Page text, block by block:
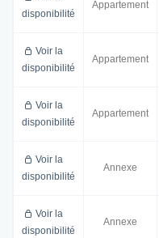
disponibilité
Appartement
Voir la
disponibilité
Appartement
Voir la
disponibilité
Appartement
Voir la
disponibilité
Annexe
Voir la
disponibilité
Annexe